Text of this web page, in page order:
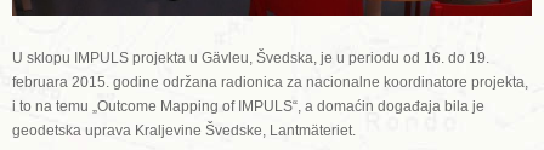
U sklopu IMPULS projekta u Gävleu, Švedska, je u periodu od 16. do 19.
februara 2015. godine održana radionica za nacionalne koordinatore projekta,
i to na temu „Outcome Mapping of IMPULS“, a domaćin događaja bila je
geodetska uprava Kraljevine Švedske, Lantmäteriet.